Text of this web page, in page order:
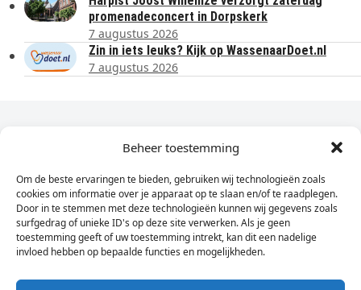
Beheer toestemming
Om de beste ervaringen te bieden, gebruiken wij technologieën zoals
cookies om informatie over je apparaat op te slaan en/of te raadplegen.
Door in te stemmen met deze technologieën kunnen wij gegevens zoals
surfgedrag of unieke ID's op deze site verwerken. Als je geen
toestemming geeft of uw toestemming intrekt, kan dit een nadelige
invloed hebben op bepaalde functies en mogelijkheden.
promenadeconcert in Dorpskerk
7 augustus 2026
Zin in iets leuks? Kijk op WassenaarDoet.nl
7 augustus 2026
Dagelijks het laatste nieuws in je e-mail?
Vul
hier
je
e-
mailadres
in
Sign Up